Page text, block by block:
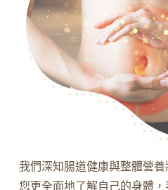
我們深知腸道健康與整體營
您更全面地了解自己的身體